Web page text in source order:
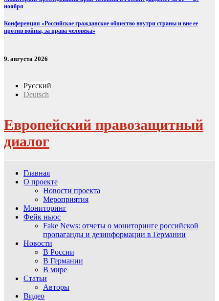
ноября
Конференция «Российское гражданское общество внутри страны и вне ее
против войны, за права человека»
9. августа 2026
Русский
Deutsch
Европейский правозащитный
диалог
Главная
О проекте
Новости проекта
Мероприятия
Мониторинг
Фейк ньюс
Fake News: отчеты о мониторинге российской
пропаганды и дезинформации в Германии
Новости
В России
В Германии
В мире
Статьи
Авторы
Видео